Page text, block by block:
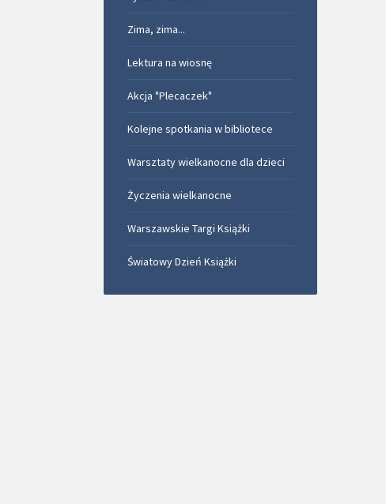
Zima, zima...
Lektura na wiosnę
Akcja "Plecaczek"
Kolejne spotkania w bibliotece
Warsztaty wielkanocne dla dzieci
Życzenia wielkanocne
Warszawskie Targi Książki
Światowy Dzień Książki